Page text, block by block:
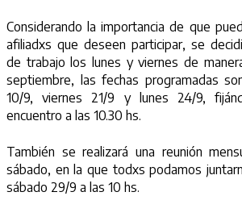
Considerando la importancia de que
afiliadxs que deseen participar, se
de trabajo los lunes y viernes de
septiembre, las fechas programadas
10/9, viernes 21/9 y lunes 24/9,
encuentro a las 10.30 hs.
También se realizará una reunión
sábado, en la que todxs podamos
sábado 29/9 a las 10 hs.